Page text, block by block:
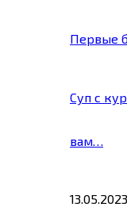
Первые
Суп с
вам…
13.05.2023